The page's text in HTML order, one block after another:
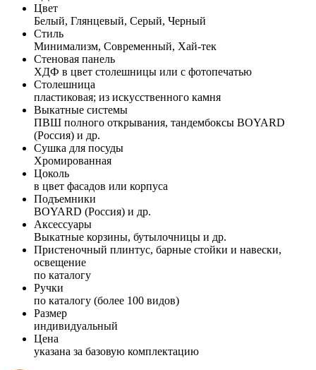
Цвет
Белый, Глянцевый, Серый, Черный
Стиль
Минимализм, Современный, Хай-тек
Стеновая панель
ХДФ в цвет столешницы или с фотопечатью
Столешница
пластиковая; из искусственного камня
Выкатные системы
ПВШ полного открывания, тандембоксы BOYARD
(Россия) и др.
Сушка для посуды
Хромированная
Цоколь
в цвет фасадов или корпуса
Подъемники
BOYARD (Россия) и др.
Аксессуары
Выкатные корзины, бутылочницы и др.
Пристеночный плинтус, барные стойки и навески,
освещение
по каталогу
Ручки
по каталогу (более 100 видов)
Размер
индивидуальный
Цена
указана за базовую комплектацию